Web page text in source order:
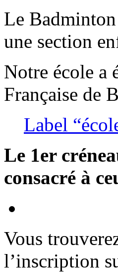
Le Badminton
une section
Notre école a
Française de
Label
Le 1er
consacré à
Vous
l’inscription